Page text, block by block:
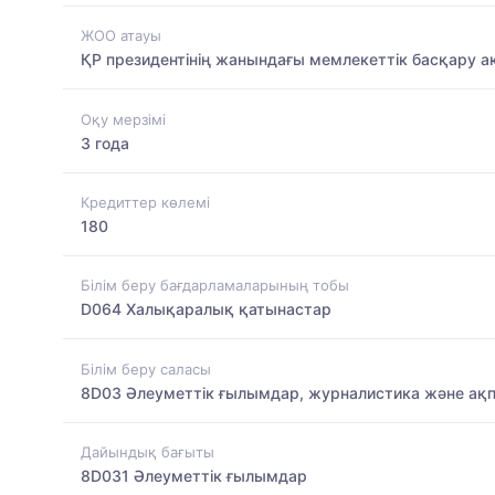
ЖОО атауы
ҚР президентінің жанындағы мемлекеттік басқару
Оқу мерзімі
3 года
Кредиттер көлемі
180
Білім беру бағдарламаларының тобы
D064 Халықаралық қатынастар
Білім беру саласы
8D03 Әлеуметтік ғылымдар, журналистика және
Дайындық бағыты
8D031 Әлеуметтік ғылымдар